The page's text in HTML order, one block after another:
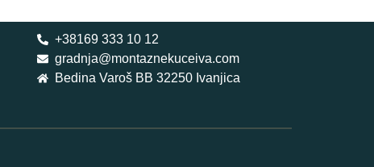
+38169 333 10 12
gradnja@montaznekuceiva.com
Bedina Varoš BB 32250 Ivanjica